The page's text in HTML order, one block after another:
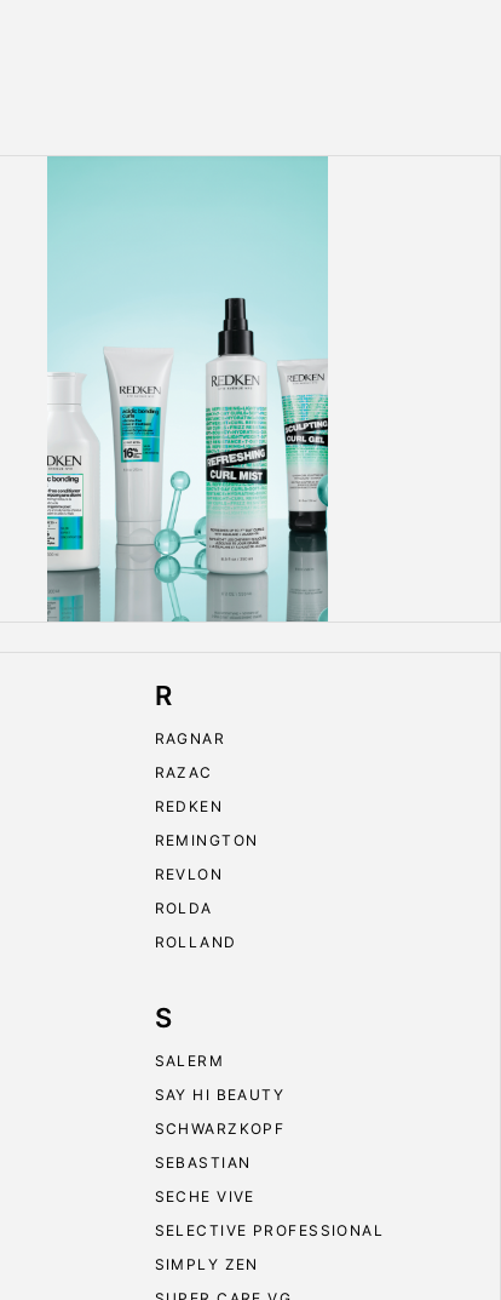
R
RAGNAR
RAZAC
REDKEN
REMINGTON
REVLON
ROLDA
ROLLAND
S
SALERM
SAY HI BEAUTY
SCHWARZKOPF
SEBASTIAN
SECHE VIVE
SELECTIVE PROFESSIONAL
SIMPLY ZEN